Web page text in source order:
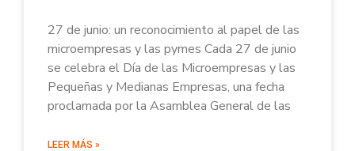
27 de junio: un reconocimiento al papel de las
microempresas y las pymes Cada 27 de junio
se celebra el Día de las Microempresas y las
Pequeñas y Medianas Empresas, una fecha
proclamada por la Asamblea General de las
LEER MÁS »